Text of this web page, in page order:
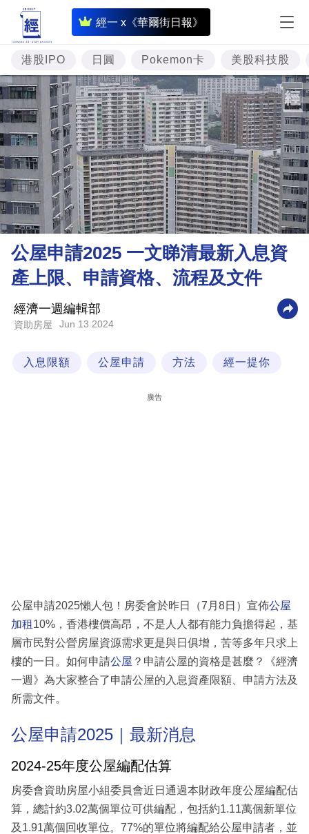
經一 x《華爾街日報》
即
時
財
經
專
題
投
資
樓
市
理
財
商
業
科
區
港股IPO 日圓 Pokemon卡 美股科技股
公屋申請2025 一文睇清最新入息資
產上限、申請資格、流程及文件
經濟一週編輯部
資助房屋 Jun 13 2024
入息限額 公屋申請 方法 經一提你
廣告
公屋申請2025懶人包！房委會於昨日（7月8日）宣佈公屋
加租 10%，香港樓價高昂，不是人人都有能力負擔得起，基
層市民對公營房屋資源需求更是與日俱增，苦等多年只求上
樓的一日。如何申請公屋 ？申請公屋的資格是甚麼？《經濟
一週》為大家整合了申請公屋的入息資產限額、申請方法及
所需文件。
公屋申請2025｜最新消息
2024-25年度公屋編配估算
房委會資助房屋小組委員會近日通過本財政年度公屋編配估
算，總計約3.02萬個單位可供編配，包括約1.11萬個新單位
及1.91萬個回收單位。77%的單位將編配給公屋申請者，並